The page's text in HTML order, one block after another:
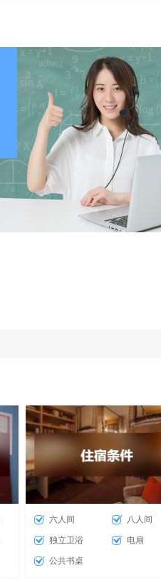
六人间 八人间
独立卫浴 电扇
公共书桌